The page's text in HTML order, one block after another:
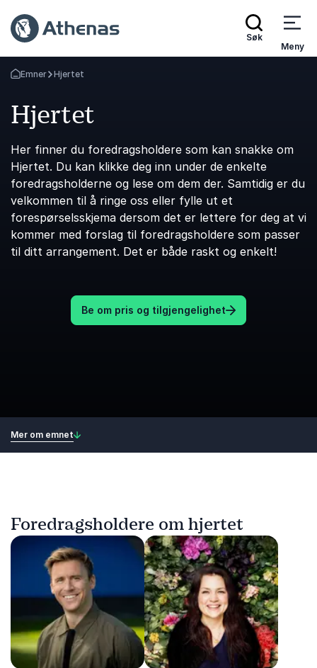
Søk
Meny
Gå tilbake til startsiden
Emner Hjertet
Hjertet
Her finner du foredragsholdere som kan snakke om
Hjertet. Du kan klikke deg inn under de enkelte
foredragsholderne og lese om dem der. Samtidig er du
velkommen til å ringe oss eller fylle ut et
forespørselsskjema dersom det er lettere for deg at vi
kommer med forslag til foredragsholdere som passer
til ditt arrangement. Det er både raskt og enkelt!
Be om pris og tilgjengelighet
Mer om emnet
Foredragsholdere om hjertet